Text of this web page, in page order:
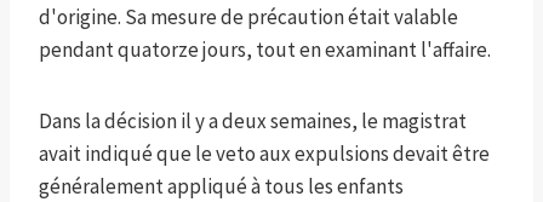
d'origine. Sa mesure de précaution était valable
pendant quatorze jours, tout en examinant l'affaire.
Dans la décision il y a deux semaines, le magistrat
avait indiqué que le veto aux expulsions devait être
généralement appliqué à tous les enfants